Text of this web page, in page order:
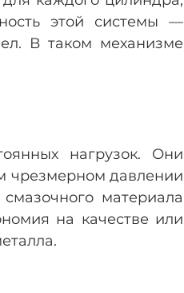
этой системы —
В таком механизме
нагрузок. Они
чрезмерном давлении
материала
на качестве или